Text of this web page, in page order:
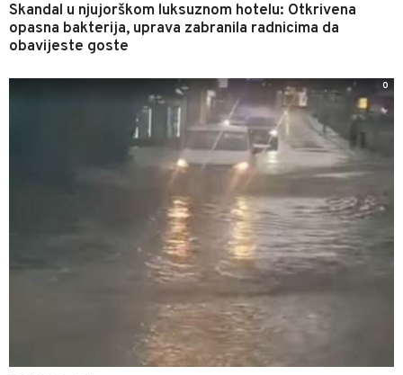
Skandal u njujorškom luksuznom hotelu: Otkrivena
opasna bakterija, uprava zabranila radnicima da
obavijeste goste
0